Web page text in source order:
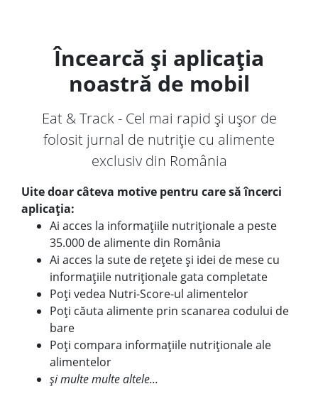
Încearcă și aplicația
noastră de mobil
Eat & Track - Cel mai rapid și ușor de
folosit jurnal de nutriție cu alimente
exclusiv din România
Uite doar câteva motive pentru care să încerci
aplicația:
Ai acces la informațiile nutriționale a peste
35.000 de alimente din România
Ai acces la sute de rețete și idei de mese cu
informațiile nutriționale gata completate
Poți vedea Nutri-Score-ul alimentelor
Poți căuta alimente prin scanarea codului de
bare
Poți compara informațiile nutriționale ale
alimentelor
și multe multe altele...